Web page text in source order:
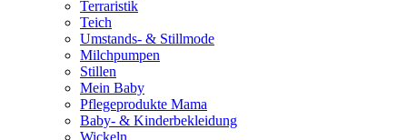
Terraristik
Teich
Umstands- & Stillmode
Milchpumpen
Stillen
Mein Baby
Pflegeprodukte Mama
Baby- & Kinderbekleidung
Wickeln